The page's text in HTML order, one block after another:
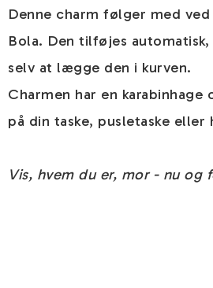
Denne charm følger med
Bola. Den tilføjes
selv at lægge den i kurven.
Charmen har en
på din taske, pusletaske eller
Vis, hvem du er, mor - nu og